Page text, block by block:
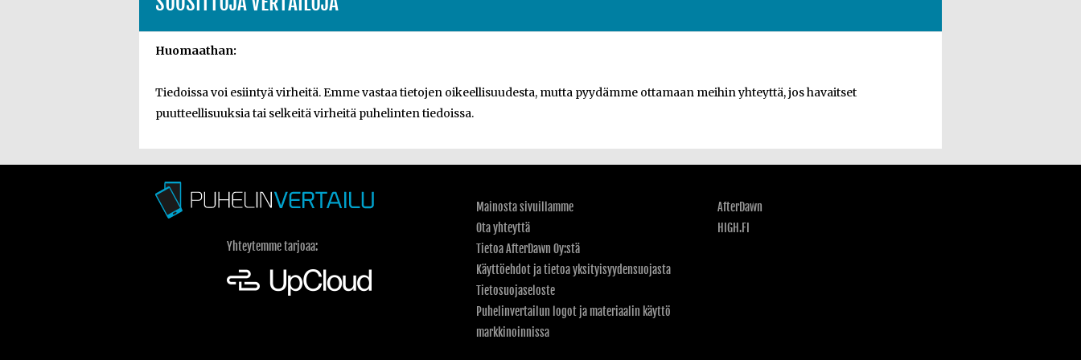
Huomaathan:
Tiedoissa voi esiintyä virheitä. Emme vastaa tietojen oikeellisuudesta, mutta pyydämme ottamaan meihin yhteyttä, jos havaitset
puutteellisuuksia tai selkeitä virheitä puhelinten tiedoissa.
Yhteytemme tarjoaa:
Mainosta sivuillamme
Ota yhteyttä
Tietoa AfterDawn Oy:stä
Käyttöehdot ja tietoa yksityisyydensuojasta
Tietosuojaseloste
Puhelinvertailun logot ja materiaalin käyttö
markkinoinnissa
AfterDawn
HIGH.FI